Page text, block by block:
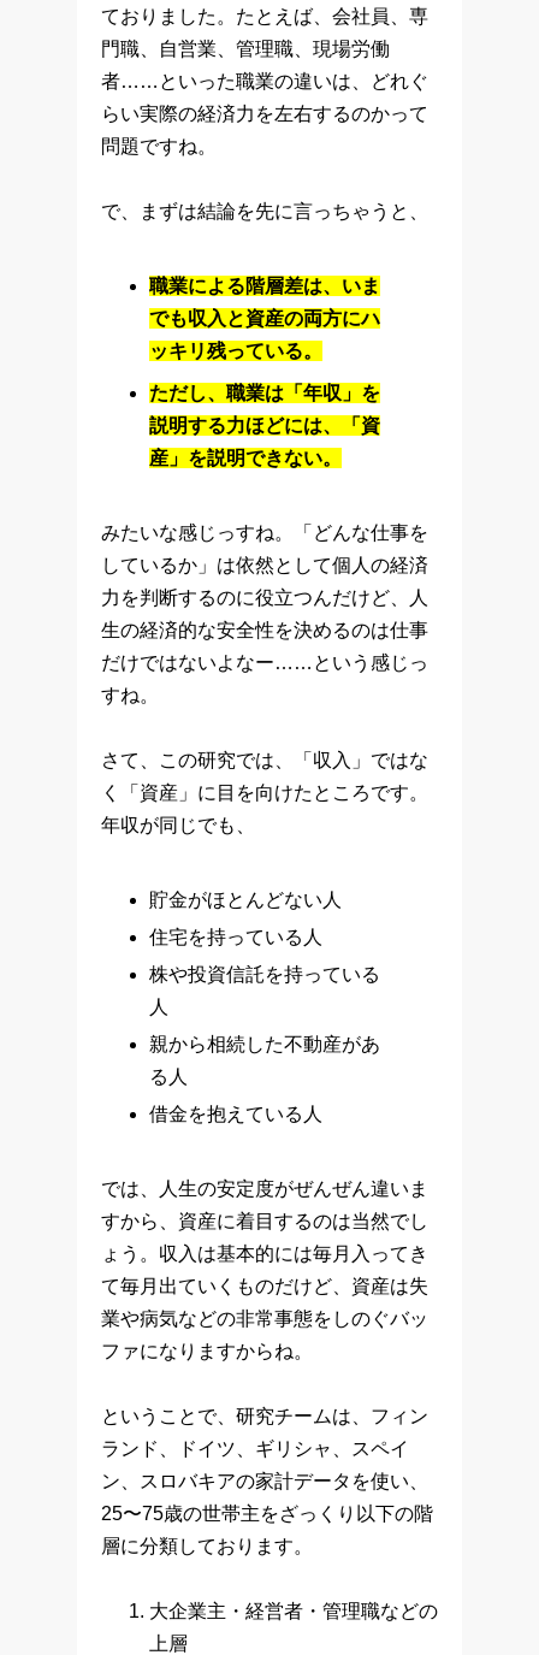
ておりました。たとえば、会社員、専
門職、自営業、管理職、現場労働
者……といった職業の違いは、どれぐ
らい実際の経済力を左右するのかって
問題ですね。
で、まずは結論を先に言っちゃうと、
職業による階層差は、いま
でも収入と資産の両方にハ
ッキリ残っている。
ただし、職業は「年収」を
説明する力ほどには、「資
産」を説明できない。
みたいな感じっすね。「どんな仕事を
しているか」は依然として個人の経済
力を判断するのに役立つんだけど、人
生の経済的な安全性を決めるのは仕事
だけではないよなー……という感じっ
すね。
さて、この研究では、「収入」ではな
く「資産」に目を向けたところです。
年収が同じでも、
貯金がほとんどない人
住宅を持っている人
株や投資信託を持っている
人
親から相続した不動産があ
る人
借金を抱えている人
では、人生の安定度がぜんぜん違いま
すから、資産に着目するのは当然でし
ょう。収入は基本的には毎月入ってき
て毎月出ていくものだけど、資産は失
業や病気などの非常事態をしのぐバッ
ファになりますからね。
ということで、研究チームは、フィン
ランド、ドイツ、ギリシャ、スペイ
ン、スロバキアの家計データを使い、
25〜75歳の世帯主をざっくり以下の階
層に分類しております。
大企業主・経営者・管理職などの
上層